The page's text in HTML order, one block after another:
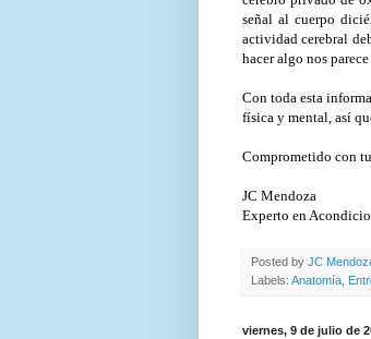
señal al cuerpo
actividad cerebral
hacer algo nos
Con toda esta
física y mental, así
Comprometido con
JC Mendoza
Experto en
Posted by JC
Labels: Anatomía
viernes, 9 de julio de